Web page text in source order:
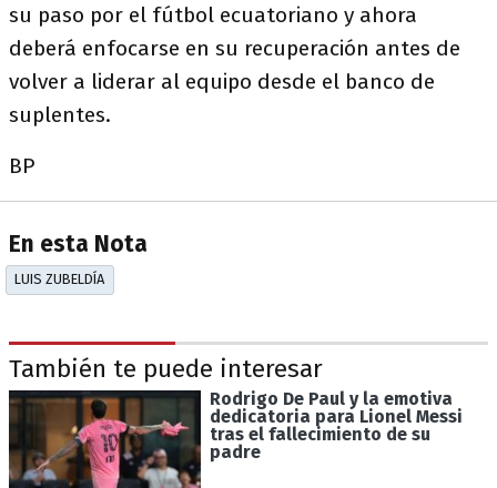
su paso por el fútbol ecuatoriano y ahora
deberá enfocarse en su recuperación antes de
volver a liderar al equipo desde el banco de
suplentes.
BP
En esta Nota
LUIS ZUBELDÍA
También te puede interesar
Rodrigo De Paul y la emotiva
dedicatoria para Lionel Messi
tras el fallecimiento de su
padre